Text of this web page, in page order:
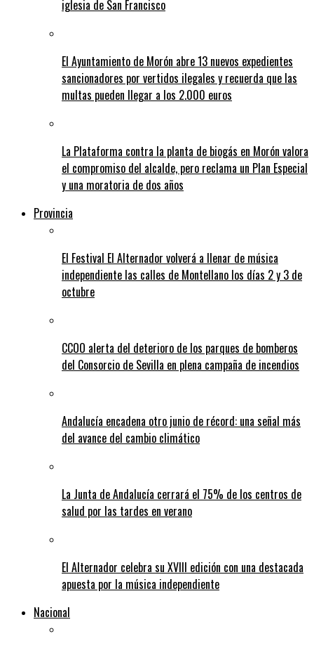
iglesia de San Francisco
El Ayuntamiento de Morón abre 13 nuevos expedientes
sancionadores por vertidos ilegales y recuerda que las
multas pueden llegar a los 2.000 euros
La Plataforma contra la planta de biogás en Morón valora
el compromiso del alcalde, pero reclama un Plan Especial
y una moratoria de dos años
Provincia
El Festival El Alternador volverá a llenar de música
independiente las calles de Montellano los días 2 y 3 de
octubre
CCOO alerta del deterioro de los parques de bomberos
del Consorcio de Sevilla en plena campaña de incendios
Andalucía encadena otro junio de récord: una señal más
del avance del cambio climático
La Junta de Andalucía cerrará el 75% de los centros de
salud por las tardes en verano
El Alternador celebra su XVIII edición con una destacada
apuesta por la música independiente
Nacional